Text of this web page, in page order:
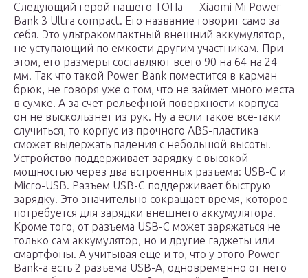
Следующий герой нашего ТОПа — Xiaomi Mi Power
Bank 3 Ultra compact. Его название говорит само за
себя. Это ультракомпактный внешний аккумулятор,
не уступающий по емкости другим участникам. При
этом, его размеры составляют всего 90 на 64 на 24
мм. Так что такой Power Bank поместится в карман
брюк, не говоря уже о том, что не займет много места
в сумке. А за счет рельефной поверхности корпуса
он не выскользнет из рук. Ну а если такое все-таки
случиться, то корпус из прочного ABS-пластика
сможет выдержать падения с небольшой высоты.
Устройство поддерживает зарядку с высокой
мощностью через два встроенных разъема: USB-C и
Micro-USB. Разъем USB-C поддерживает быструю
зарядку. Это значительно сокращает время, которое
потребуется для зарядки внешнего аккумулятора.
Кроме того, от разъема USB-С может заряжаться не
только сам аккумулятор, но и другие гаджеты или
смартфоны. А учитывая еще и то, что у этого Power
Bank-а есть 2 разъема USB-A, одновременно от него